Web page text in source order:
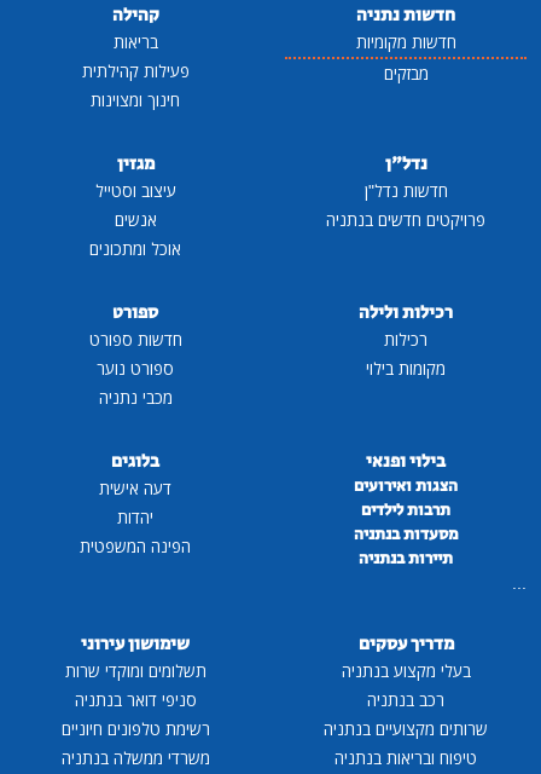
חדשות נתניה
חדשות מקומיות
מבזקים
קהילה
בריאות
פעילות קהילתית
חינוך ומצוינות
נדל"ן
חדשות נדל"ן
פרויקטים חדשים בנתניה
מגזין
עיצוב וסטייל
אנשים
אוכל ומתכונים
רכילות ולילה
רכילות
מקומות בילוי
ספורט
חדשות ספורט
ספורט נוער
מכבי נתניה
בילוי ופנאי
הצגות ואירועים
תרבות לילדים
מסעדות בנתניה
תיירות בנתניה
...
בלוגים
דעה אישית
יהדות
הפינה המשפטית
מדריך עסקים
בעלי מקצוע בנתניה
רכב בנתניה
שרותים מקצועיים בנתניה
טיפוח ובריאות בנתניה
שימושון עירוני
תשלומים ומוקדי שרות
סניפי דואר בנתניה
רשימת טלפונים חיוניים
משרדי ממשלה בנתניה